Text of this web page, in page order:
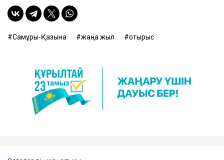
Самұрық-Қазына жаңа жыл отырыс